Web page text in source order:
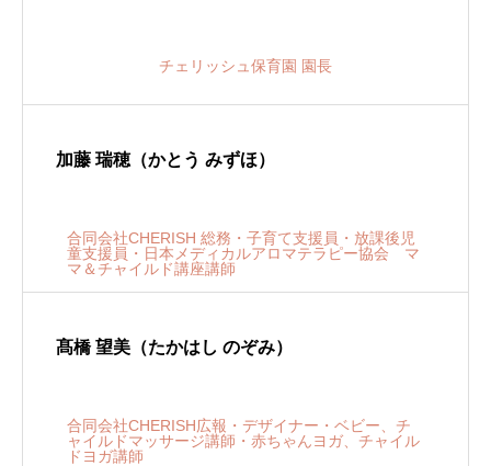
チェリッシュ保育園 園長
加藤 瑞穂（かとう みずほ）
合同会社CHERISH 総務・子育て支援員・放課後児
童支援員・日本メディカルアロマテラピー協会 マ
マ＆チャイルド講座講師
髙橋 望美（たかはし のぞみ）
合同会社CHERISH広報・デザイナー・ベビー、チ
ャイルドマッサージ講師・赤ちゃんヨガ、チャイル
ドヨガ講師